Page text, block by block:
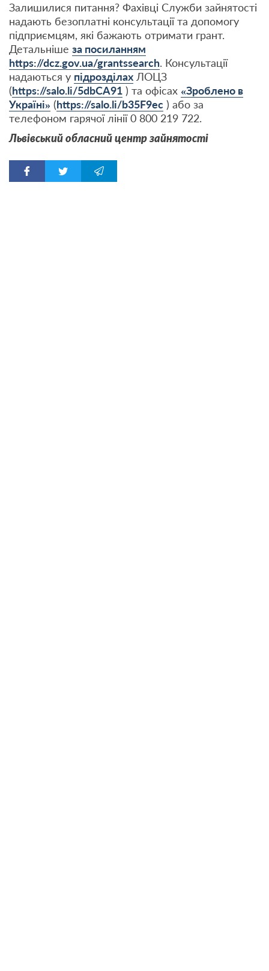
Залишилися питання? Фахівці Служби зайнятості
надають безоплатні консультації та допомогу
підприємцям, які бажають отримати грант.
Детальніше за посиланням
https://dcz.gov.ua/grantssearch. Консультації
надаються у підрозділах ЛОЦЗ
(https://salo.li/5dbCA91 ) та офісах «Зроблено в
Україні» (https://salo.li/b35F9ec ) або за
телефоном гарячої лінії 0 800 219 722.
Львівський обласний центр зайнятості